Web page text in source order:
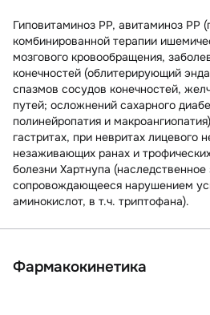
Гиповитаминоз РР, авитаминоз РР
комбинированной терапии
мозгового кровообращения,
конечностей (облитерирующий
спазмов сосудов конечностей,
путей; осложнений сахарного
полинейропатия и
гастритах, при невритах лицевого
незаживающих ранах и
болезни Хартнупа (наследственное
сопровождающееся нарушением
аминокислот, в т.ч. триптофана).
Фармакокинетика